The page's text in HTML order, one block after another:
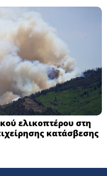
ελικοπτέρου στη
κατάσβεσης